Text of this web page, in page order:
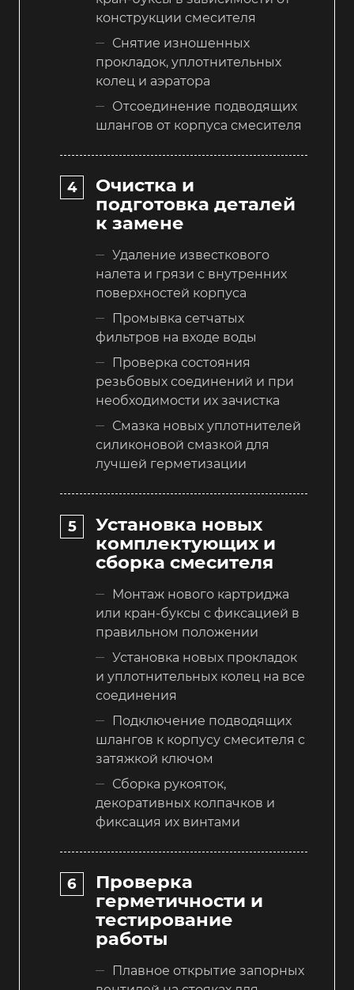
конструкции смесителя
Снятие изношенных
прокладок, уплотнительных
колец и аэратора
Отсоединение подводящих
шлангов от корпуса смесителя
Очистка и
подготовка деталей
к замене
Удаление известкового
налета и грязи с внутренних
поверхностей корпуса
Промывка сетчатых
фильтров на входе воды
Проверка состояния
резьбовых соединений и при
необходимости их зачистка
Смазка новых уплотнителей
силиконовой смазкой для
лучшей герметизации
Установка новых
комплектующих и
сборка смесителя
Монтаж нового картриджа
или кран-буксы с фиксацией в
правильном положении
Установка новых прокладок
и уплотнительных колец на все
соединения
Подключение подводящих
шлангов к корпусу смесителя с
затяжкой ключом
Сборка рукояток,
декоративных колпачков и
фиксация их винтами
Проверка
герметичности и
тестирование
работы
Плавное открытие запорных